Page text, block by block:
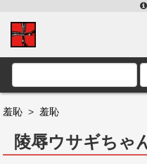
羞恥 > 羞恥
陵辱ウサギちゃ